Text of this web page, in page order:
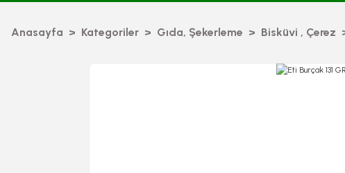
Anasayfa Kategoriler Gıda, Şekerleme Bisküvi , Çerez